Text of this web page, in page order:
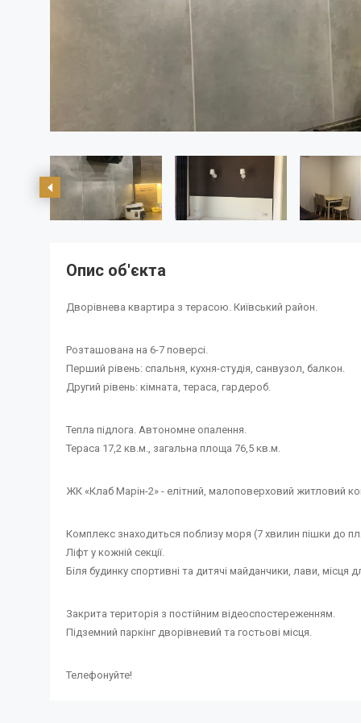
Опис об'єкта
Дворівнева квартира з терасою. Київський район.
Розташована на 6-7 поверсі.
Перший рівень: спальня, кухня-студія, санвузол, балкон.
Другий рівень: кімната, тераса, гардероб.
Тепла підлога. Автономне опалення.
Тераса 17,2 кв.м., загальна площа 76,5 кв.м.
ЖК «Клаб Марін-2» - елітний, малоповерховий житловий
Комплекс знаходиться поблизу моря (7 хвилин пішки до
Ліфт у кожній секції.
Біля будинку спортивні та дитячі майданчики, лави, місця
Закрита територія з постійним відеоспостереженням.
Підземний паркінг дворівневий та гостьові місця.
Телефонуйте!